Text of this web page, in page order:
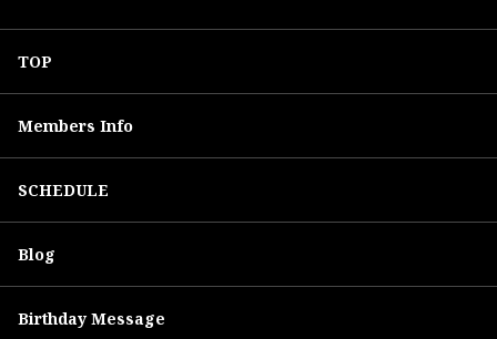
TOP
Members Info
SCHEDULE
Blog
Birthday Message